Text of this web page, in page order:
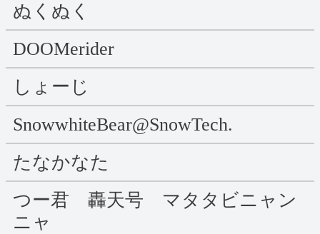
ぬくぬく
DOOMerider
しょーじ
SnowwhiteBear@SnowTech.
たなかなた
つー君 轟天号 マタタビニャン
ニャ